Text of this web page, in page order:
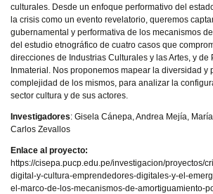
culturales. Desde un enfoque performativo del
la crisis como un evento revelatorio, queremos
gubernamental y performativa de los mecanismos
del estudio etnográfico de cuatro casos que
direcciones de Industrias Culturales y las Artes, y de
Inmaterial. Nos proponemos mapear la diversidad y
complejidad de los mismos, para analizar la
sector cultura y de sus actores.
Investigadores: Gisela Cánepa, Andrea Mejía,
Carlos Zevallos
Enlace al proyecto:
https://cisepa.pucp.edu.pe/investigacion/proyectos/
digital-y-cultura-emprendedores-digitales-y-el-
el-marco-de-los-mecanismos-de-amortiguamiento-